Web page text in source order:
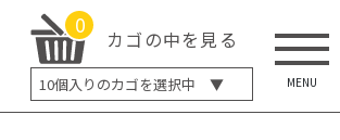
0
カゴの中を見る
10個入りのカゴを選択中 ▼
5個入り
MENU